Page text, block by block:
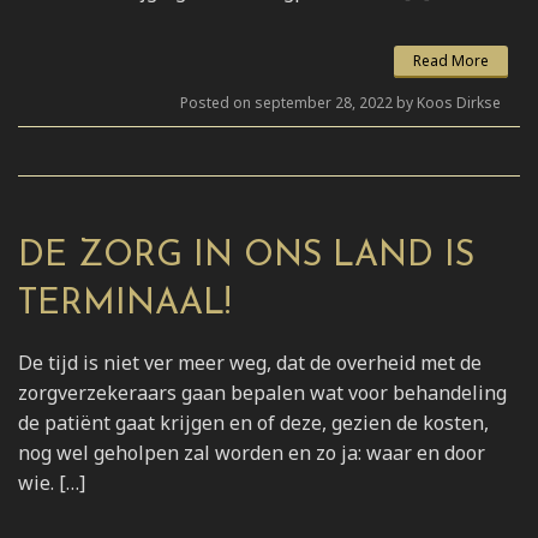
Read More
Posted on september 28, 2022 by Koos Dirkse
DE ZORG IN ONS LAND IS
TERMINAAL!
De tijd is niet ver meer weg, dat de overheid met de
zorgverzekeraars gaan bepalen wat voor behandeling
de patiënt gaat krijgen en of deze, gezien de kosten,
nog wel geholpen zal worden en zo ja: waar en door
wie. […]